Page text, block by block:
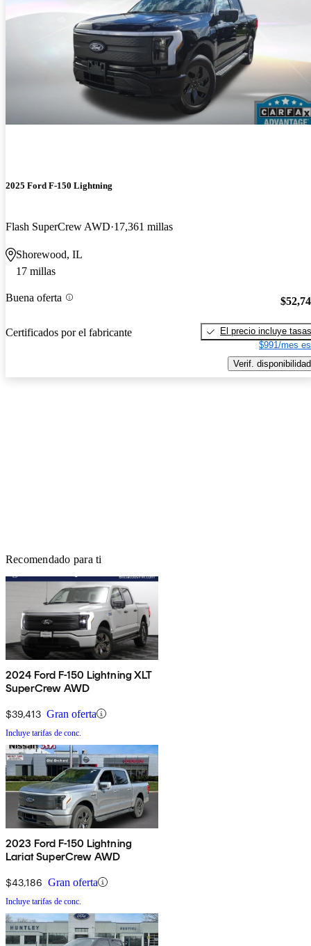
2025 Ford F-150 Lightning
Flash SuperCrew AWD 17,361 millas
Shorewood, IL
17 millas
Buena oferta
Certificados por el fabricante
El precio incluye tasas
$991/mes
Verif. disponibilidad
Recomendado para ti
2024 Ford F-150 Lightning XLT
SuperCrew AWD
$39,413 Gran oferta
Incluye tarifas de conc.
2023 Ford F-150 Lightning
Lariat SuperCrew AWD
$43,186 Gran oferta
Incluye tarifas de conc.